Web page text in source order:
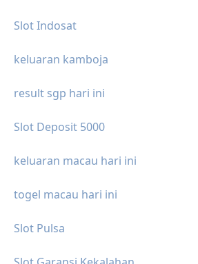
Slot Indosat
keluaran kamboja
result sgp hari ini
Slot Deposit 5000
keluaran macau hari ini
togel macau hari ini
Slot Pulsa